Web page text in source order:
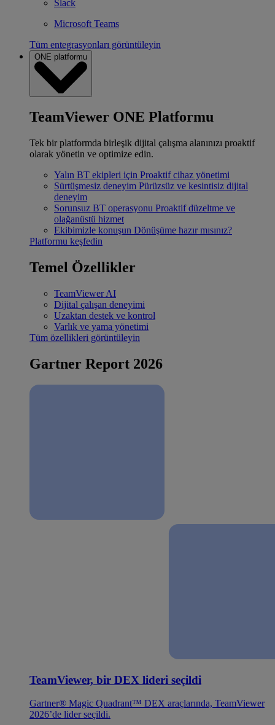
Slack
Microsoft Teams
Tüm entegrasyonları görüntüleyin
ONE platformu
TeamViewer ONE Platformu
Tek bir platformda birleşik dijital çalışma alanınızı proaktif
olarak yönetin ve optimize edin.
Yalın BT ekipleri için Proaktif cihaz yönetimi
Sürtüşmesiz deneyim Pürüzsüz ve kesintisiz dijital
deneyim
Sorunsuz BT operasyonu Proaktif düzeltme ve
olağanüstü hizmet
Ekibimizle konuşun Dönüşüme hazır mısınız?
Platformu keşfedin
Temel Özellikler
TeamViewer AI
Dijital çalışan deneyimi
Uzaktan destek ve kontrol
Varlık ve yama yönetimi
Tüm özellikleri görüntüleyin
Gartner Report 2026
TeamViewer, bir DEX lideri seçildi
Gartner® Magic Quadrant™ DEX araçlarında, TeamViewer
2026’de lider seçildi.